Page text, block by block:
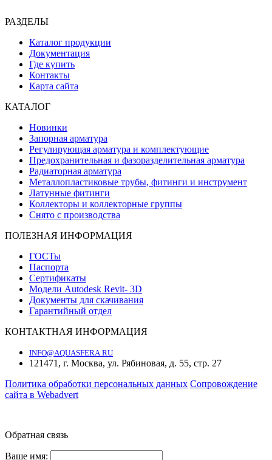
РАЗДЕЛЫ
Каталог продукции
Документация
Где купить
Контакты
Карта сайта
КАТАЛОГ
Новинки
Запорная арматура
Регулирующая арматура и комплектующие
Предохранительная и фазоразделительная арматура
Радиаторная арматура
Металлопластиковые трубы, фитинги и инструмент
Латунные фитинги
Коллекторы и коллекторные группы
Снято с производства
ПОЛЕЗНАЯ ИНФОРМАЦИЯ
ГОСТы
Паспорта
Сертификаты
Модели Autodesk Revit- 3D
Документы для скачивания
Гарантийный отдел
КОНТАКТНАЯ ИНФОРМАЦИЯ
INFO@AQUASFERA.RU
121471, г. Москва, ул. Рябиновая, д. 55, стр. 27
Политика обработки персональных данных Cопровождение
сайта в Webadvert
Обратная связь
Ваше имя: